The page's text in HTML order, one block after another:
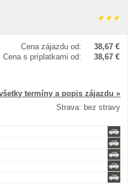
Cena zájazdu od:
38,67 €
Cena s príplatkami od:
38,67 €
termíny a popis zájazdu »
Strava: bez stravy